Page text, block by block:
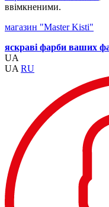
ввімкненими.
магазин "Master Kisti"
яскраві фарби ваших
UA
UA RU